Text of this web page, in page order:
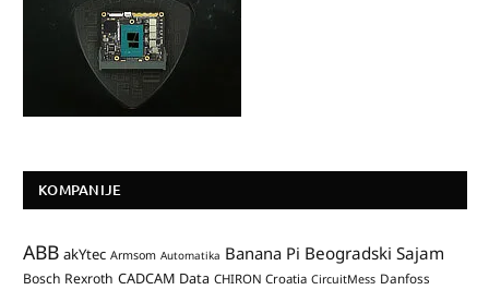
KOMPANIJE
ABB akYtec Armsom Automatika Banana Pi Beogradski Sajam
Bosch Rexroth CADCAM Data CHIRON Croatia CircuitMess Danfoss